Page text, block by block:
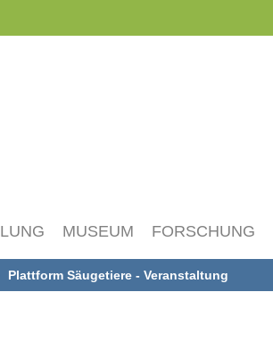
MUSEUM FORSCHUNG
Plattform Säugetiere - Veranstaltung